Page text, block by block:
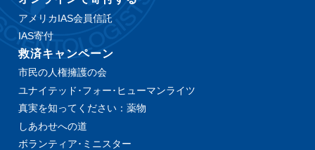
アメリカIAS会員信託
IAS寄付
救済キャンペーン
市民の人権擁護の会
ユナイテッド･フォー･ヒューマンライツ
真実を知ってください：薬物
しあわせへの道
ボランティア･ミニスター